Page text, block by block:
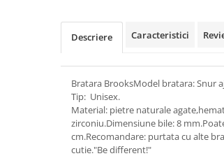
Descriere Caracteristici
Bratara BrooksModel bratara: Snur
Tip: Unisex.
Material: pietre naturale
zirconiu.Dimensiune bile: 8
cm.Recomandare: purtata cu alte
cutie."Be different!"